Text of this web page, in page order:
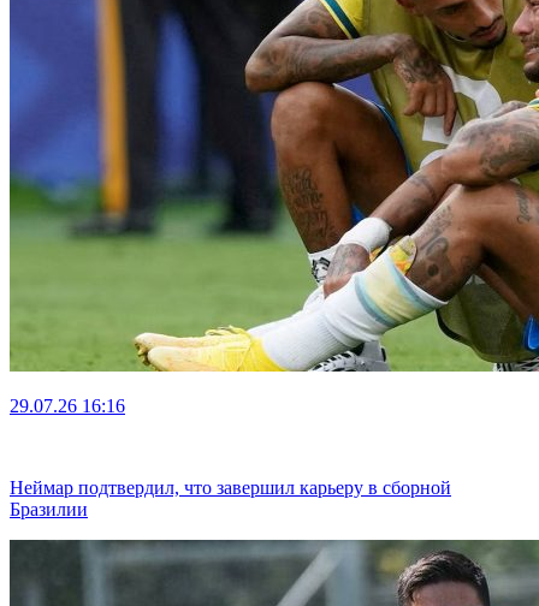
29.07.26 16:16
Неймар подтвердил, что завершил карьеру в сборной
Бразилии